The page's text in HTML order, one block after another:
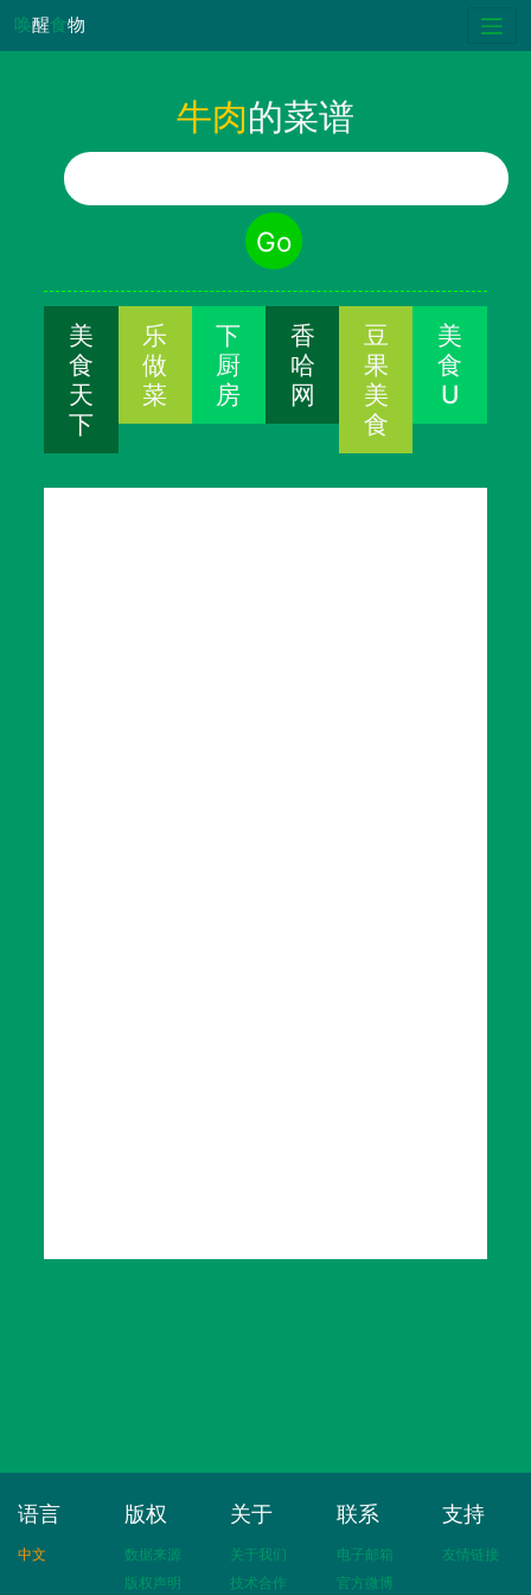
唤醒食物
牛肉的菜谱
食物名称
Go
美
食
天
下
乐
做
菜
下
厨
房
香
哈
网
豆
果
美
食
美
食
U
语言
中文
版权
数据来源
版权声明
关于
关于我们
技术合作
联系
电子邮箱
官方微博
支持
友情链接